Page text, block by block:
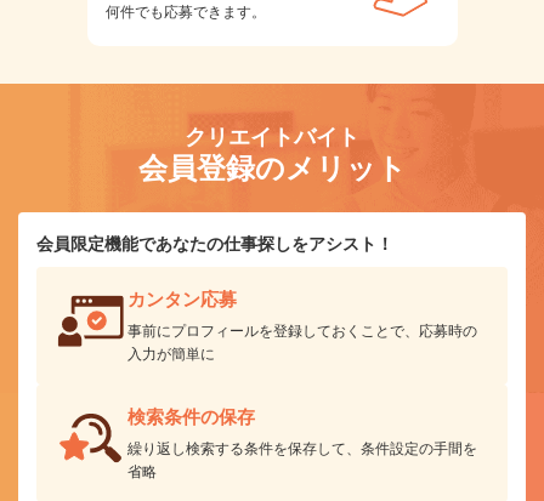
何件でも応募できます。
クリエイトバイト
会員登録のメリット
会員限定機能であなたの仕事探しをアシスト！
カンタン応募
事前にプロフィールを登録しておくことで、応募時の
入力が簡単に
検索条件の保存
繰り返し検索する条件を保存して、条件設定の手間を
省略